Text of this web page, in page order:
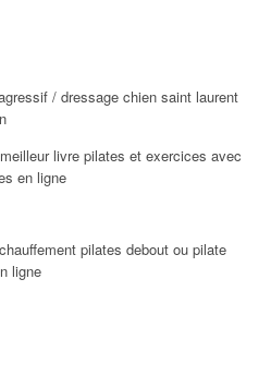
/ dressage chien saint laurent
livre pilates et exercices avec
en ligne
pilates debout ou pilate
ligne